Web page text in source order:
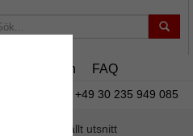
Magasin FAQ
+49 30 235 949 085
måttbeställt utsnitt